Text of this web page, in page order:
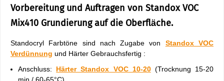
Vorbereitung und Auftragen von Standox VOC
Mix410 Grundierung auf die Oberfläche.
Standocryl Farbtöne sind nach Zugabe von Standox VOC
Verdünnung und Härter Gebrauchsfertig :
Anschluss: Härter Standox VOC 10-20(Trocknung 15-20